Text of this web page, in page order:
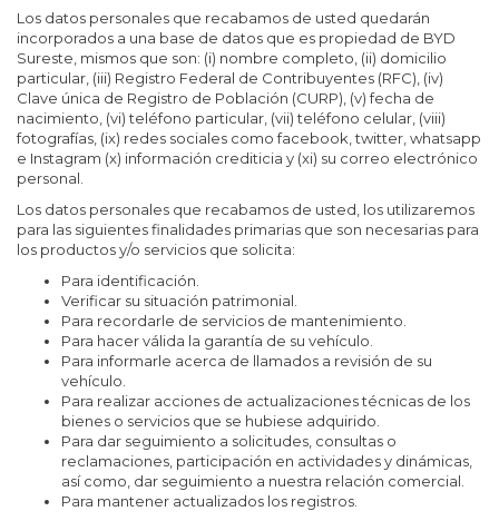
Los datos personales que recabamos de usted quedarán
incorporados a una base de datos que es propiedad de BYD
Sureste, mismos que son: (i) nombre completo, (ii) domicilio
particular, (iii) Registro Federal de Contribuyentes (RFC), (iv)
Clave única de Registro de Población (CURP), (v) fecha de
nacimiento, (vi) teléfono particular, (vii) teléfono celular, (viii)
fotografías, (ix) redes sociales como facebook, twitter, whatsapp
e Instagram (x) información crediticia y (xi) su correo electrónico
personal.
Los datos personales que recabamos de usted, los utilizaremos
para las siguientes finalidades primarias que son necesarias para
los productos y/o servicios que solicita:
Para identificación.
Verificar su situación patrimonial.
Para recordarle de servicios de mantenimiento.
Para hacer válida la garantía de su vehículo.
Para informarle acerca de llamados a revisión de su
vehículo.
Para realizar acciones de actualizaciones técnicas de los
bienes o servicios que se hubiese adquirido.
Para dar seguimiento a solicitudes, consultas o
reclamaciones, participación en actividades y dinámicas,
así como, dar seguimiento a nuestra relación comercial.
Para mantener actualizados los registros.